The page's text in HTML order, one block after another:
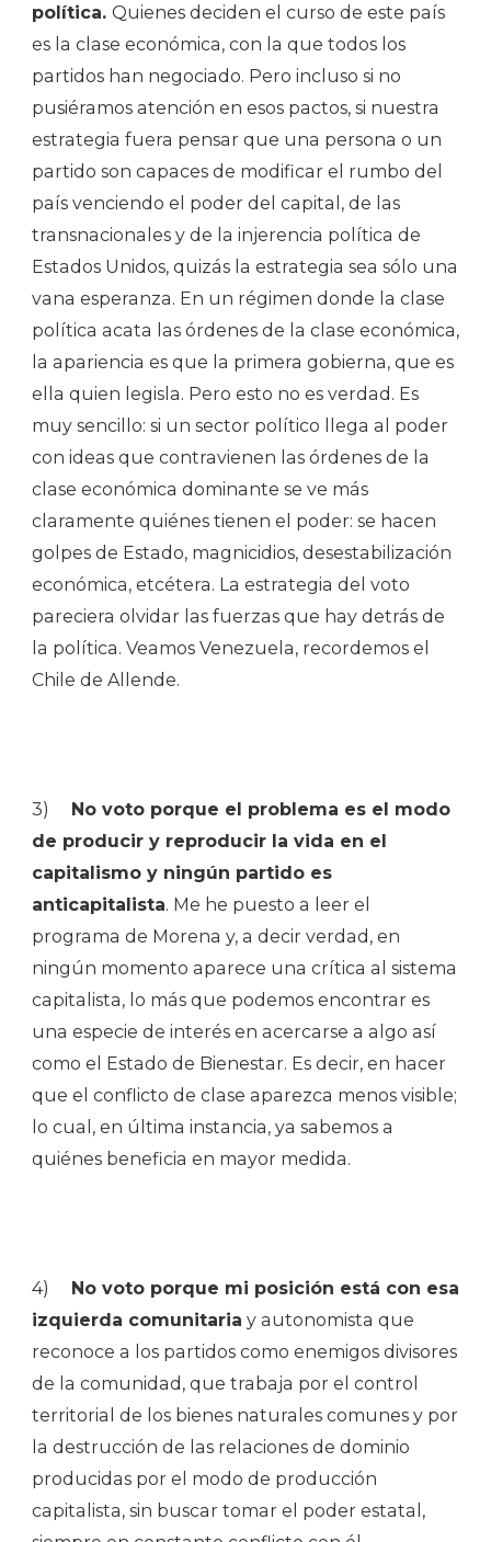
política. Quienes deciden el curso de este país
es la clase económica, con la que todos los
partidos han negociado. Pero incluso si no
pusiéramos atención en esos pactos, si nuestra
estrategia fuera pensar que una persona o un
partido son capaces de modificar el rumbo del
país venciendo el poder del capital, de las
transnacionales y de la injerencia política de
Estados Unidos, quizás la estrategia sea sólo una
vana esperanza. En un régimen donde la clase
política acata las órdenes de la clase económica,
la apariencia es que la primera gobierna, que es
ella quien legisla. Pero esto no es verdad. Es
muy sencillo: si un sector político llega al poder
con ideas que contravienen las órdenes de la
clase económica dominante se ve más
claramente quiénes tienen el poder: se hacen
golpes de Estado, magnicidios, desestabilización
económica, etcétera. La estrategia del voto
pareciera olvidar las fuerzas que hay detrás de
la política. Veamos Venezuela, recordemos el
Chile de Allende.
3) No voto porque el problema es el modo
de producir y reproducir la vida en el
capitalismo y ningún partido es
anticapitalista. Me he puesto a leer el
programa de Morena y, a decir verdad, en
ningún momento aparece una crítica al sistema
capitalista, lo más que podemos encontrar es
una especie de interés en acercarse a algo así
como el Estado de Bienestar. Es decir, en hacer
que el conflicto de clase aparezca menos visible;
lo cual, en última instancia, ya sabemos a
quiénes beneficia en mayor medida.
4) No voto porque mi posición está con esa
izquierda comunitaria y autonomista que
reconoce a los partidos como enemigos divisores
de la comunidad, que trabaja por el control
territorial de los bienes naturales comunes y por
la destrucción de las relaciones de dominio
producidas por el modo de producción
capitalista, sin buscar tomar el poder estatal,